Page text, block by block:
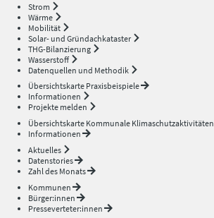
Strom
Wärme
Mobilität
Solar- und Gründachkataster
THG-Bilanzierung
Wasserstoff
Datenquellen und Methodik
Übersichtskarte Praxisbeispiele
Informationen
Projekte melden
Übersichtskarte Kommunale Klimaschutzaktivitäten
Informationen
Aktuelles
Datenstories
Zahl des Monats
Kommunen
Bürger:innen
Presseverteter:innen